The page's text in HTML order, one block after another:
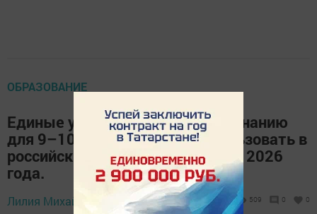
ОБРАЗОВАНИЕ
Единые учебники по обществознанию
для 9–10 классов начнут использовать в
российских школах с 1 сентября 2026
года.
Лилия Михайлова, 18 мая 2026 - 14:25 509 0 0